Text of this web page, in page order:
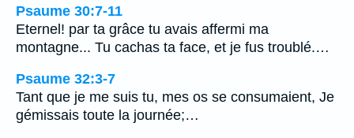
Psaume 30:7-11
Eternel! par ta grâce tu avais affermi ma
montagne... Tu cachas ta face, et je fus troublé.…
Psaume 32:3-7
Tant que je me suis tu, mes os se consumaient, Je
gémissais toute la journée;…